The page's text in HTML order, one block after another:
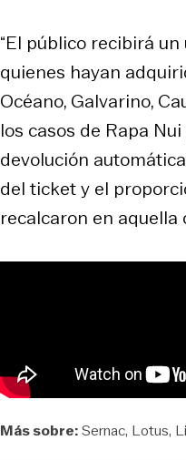
“El público recibirá
quienes hayan
Océano, Galvarino,
los casos de Rapa
devolución
del ticket y el
recalcaron en aquella
Más sobre:Sernac Lotus